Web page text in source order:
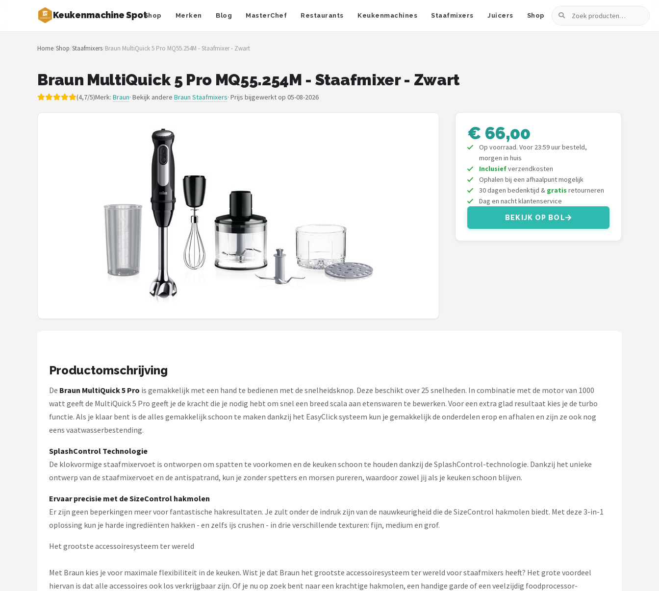
Keukenmachine SpotShop Merken Blog MasterChef Restaurants Keukenmachines Staafmixers Juicers Shop
Zoeken
Zoeken
NAVIGATIE
Merken
Magimix
Nutribullet
Home/Shop/Staafmixers/Braun MultiQuick 5 Pro MQ55.254M - Staafmixer - Zwart
Braun MultiQuick 5 Pro MQ55.254M - Staafmixer - Zwart
(4,7/5)Merk: Braun· Bekijk andere Braun Staafmixers· Prijs bijgewerkt op 05-08-2026
€ 66,00
Op voorraad. Voor 23:59 uur besteld,
morgen in huis
Inclusiefverzendkosten
Ophalen bij een afhaalpunt mogelijk
30 dagen bedenktijd & gratis retourneren
Dag en nacht klantenservice
BEKIJK OP BOL
Productomschrijving
De Braun MultiQuick 5 Pro is gemakkelijk met een hand te bedienen met de snelheidsknop. Deze beschikt over 25 snelheden. In combinatie met de motor van 1000
watt geeft de MultiQuick 5 Pro geeft je de kracht die je nodig hebt om snel een breed scala aan etenswaren te bewerken. Voor een extra glad resultaat kies je de turbo
functie. Als je klaar bent is de alles gemakkelijk schoon te maken dankzij het EasyClick systeem kun je gemakkelijk de onderdelen erop en afhalen en zijn ze ook nog
eens vaatwasserbestending.
SplashControl Technologie
De klokvormige staafmixervoet is ontworpen om spatten te voorkomen en de keuken schoon te houden dankzij de SplashControl-technologie. Dankzij het unieke
ontwerp van de staafmixervoet en de antispatrand, kun je zonder spetters en morsen pureren, waardoor zowel jij als je keuken schoon blijven.
Ervaar precisie met de SizeControl hakmolen
Er zijn geen beperkingen meer voor fantastische hakresultaten. Je zult onder de indruk zijn van de nauwkeurigheid die de SizeControl hakmolen biedt. Met deze 3-in-1
oplossing kun je harde ingrediënten hakken - en zelfs ijs crushen - in drie verschillende texturen: fijn, medium en grof.
Het grootste accessoiresysteem ter wereld
Met Braun kies je voor maximale flexibiliteit in de keuken. Wist je dat Braun het grootste accessoiresysteem ter wereld voor staafmixers heeft? Het grote voordeel
hiervan is dat alle accessoires ook los verkrijgbaar zijn. Of je nu op zoek bent naar een krachtige hakmolen, een handige garde of een veelzijdig foodprocessor-